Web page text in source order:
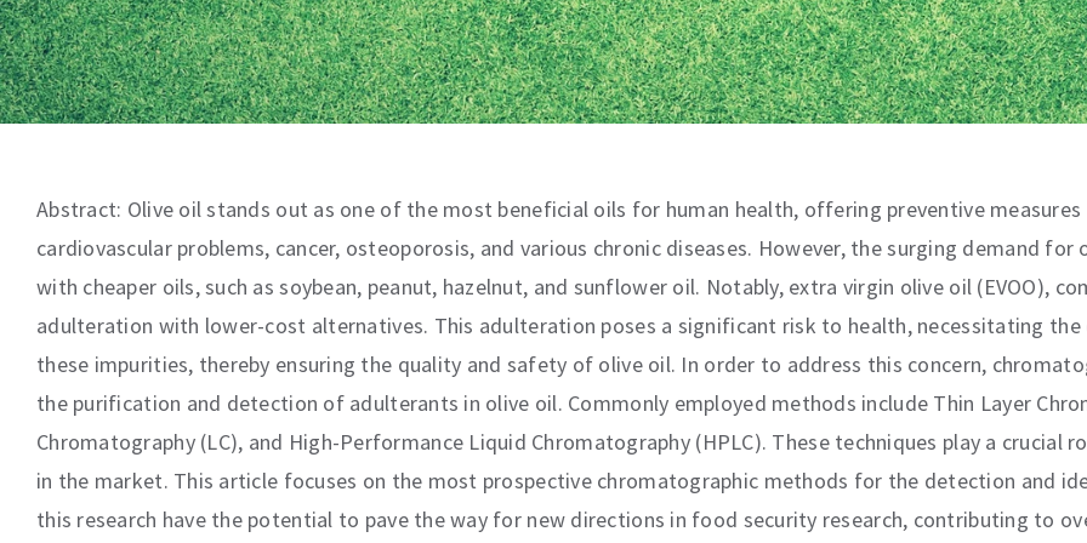
Abstract: Olive oil stands out as one of the most beneficial oils for human health, offering preventive
cardiovascular problems, cancer, osteoporosis, and various chronic diseases. However, the surging demand
with cheaper oils, such as soybean, peanut, hazelnut, and sunflower oil. Notably, extra virgin olive oil (EVOO),
adulteration with lower-cost alternatives. This adulteration poses a significant risk to health, necessitating
these impurities, thereby ensuring the quality and safety of olive oil. In order to address this concern,
the purification and detection of adulterants in olive oil. Commonly employed methods include Thin Layer
Chromatography (LC), and High-Performance Liquid Chromatography (HPLC). These techniques play a
in the market. This article focuses on the most prospective chromatographic methods for the detection and
this research have the potential to pave the way for new directions in food security research, contributing to